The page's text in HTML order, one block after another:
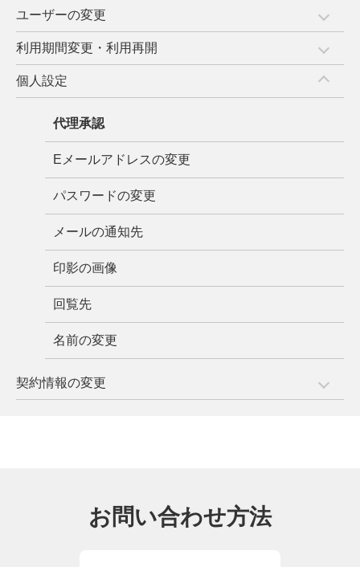
ユーザーの変更
利用期間変更・利用再開
個人設定
代理承認
Eメールアドレスの変更
パスワードの変更
メールの通知先
印影の画像
回覧先
名前の変更
契約情報の変更
お問い合わせ方法